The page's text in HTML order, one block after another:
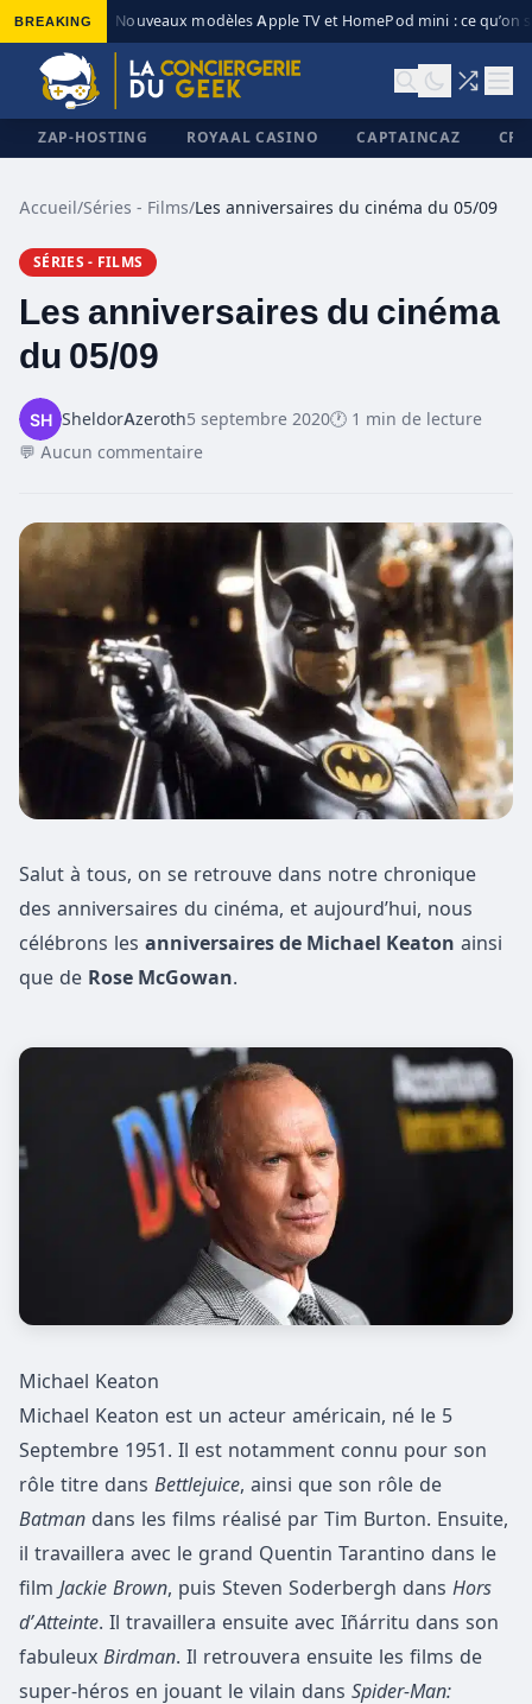
BREAKING◆ Nouveaux modèles Apple TV et HomePod mini : ce qu’on
ZAP-HOSTING ROYAAL CASINO CAPTAINCAZ
Accueil/Séries - Films/Les anniversaires du cinéma du 05/09
SÉRIES - FILMS
Les anniversaires du cinéma
du 05/09
SheldorAzeroth5 septembre 2020🕐 1 min de lecture
💬 Aucun commentaire
Salut à tous, on se retrouve dans notre chronique
des anniversaires du cinéma, et aujourd’hui, nous
célébrons les anniversaires de Michael Keaton ainsi
que de Rose McGowan.
Michael Keaton
Michael Keaton est un acteur américain, né le 5
Septembre 1951. Il est notamment connu pour son
rôle titre dans Bettlejuice, ainsi que son rôle de
Batman dans les films réalisé par Tim Burton. Ensuite,
il travaillera avec le grand Quentin Tarantino dans le
film Jackie Brown, puis Steven Soderbergh dans Hors
d’Atteinte. Il travaillera ensuite avec Iñárritu dans son
fabuleux Birdman. Il retrouvera ensuite les films de
super-héros en jouant le vilain dans Spider-Man: